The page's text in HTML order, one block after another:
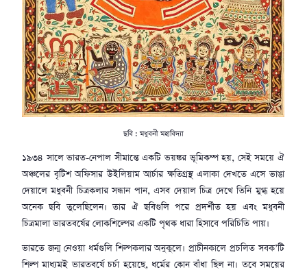
ছবি : মধুবনী মহাবিদ্যা
১৯৩৪ সালে ভারত-নেপাল সীমান্তে একটি ভয়ঙ্কর ভূমিকম্প হয়, সেই সময়ে ঐ
অঞ্চলের বৃটিশ অফিসার উইলিয়াম আর্চার ক্ষতিগ্রস্থ এলাকা দেখতে এসে ভাঙা
দেয়ালে মধুবনী চিত্রকলার সন্ধান পান, এসব দেয়াল চিত্র দেখে তিনি মুগ্ধ হয়ে
অনেক ছবি তুলেছিলেন। তার ঐ ছবিগুলি পরে প্রদর্শীত হয় এবং মধুবনী
চিত্রমালা ভারতবর্ষের লোকশিল্পের একটি পৃথক ধারা হিসাবে পরিচিতি পায়।
ভারতে জন্ম নেওয়া ধর্মগুলি শিল্পকলার অনুকুলে। প্রাচীনকালে প্রচলিত সবক’টি
শিল্প মাধ্যমই ভারতবর্ষে চর্চা হয়েছে, ধর্মের কোন বাঁধা ছিল না। তবে সময়ের